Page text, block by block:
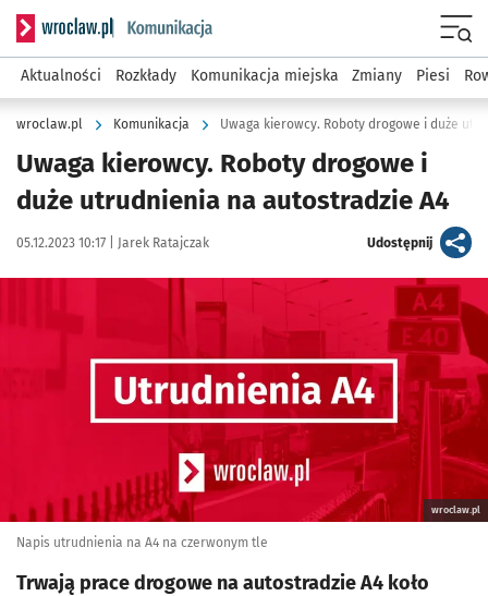
Serwis informacyjny wroclaw.pl podserwis: Komunikacja
Aktualności Rozkłady Komunikacja miejska Zmiany Piesi
wroclaw.pl Komunikacja Uwaga kierowcy. Roboty drogowe i duże
Uwaga kierowcy. Roboty drogowe i
duże utrudnienia na autostradzie A4
Data publikacji:
05.12.2023 10:17 | Autor:
Jarek Ratajczak Udostępnijartykuł
wroclaw.pl
Napis utrudnienia na A4 na czerwonym tle
Trwają prace drogowe na autostradzie A4 koło